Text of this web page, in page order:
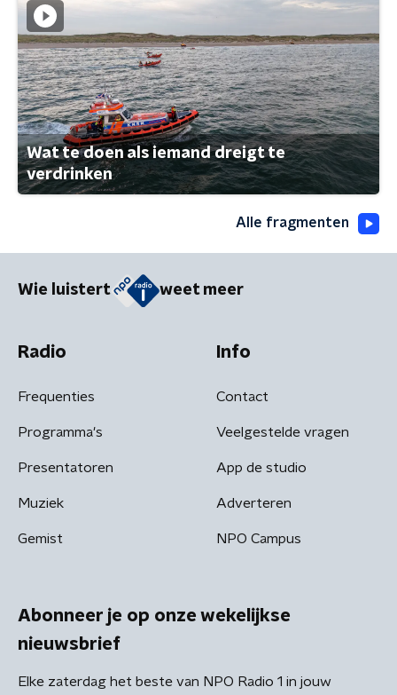
Wat te doen als iemand dreigt te
verdrinken
Alle fragmenten
Wie luistert weet meer
Radio
Frequenties
Programma's
Presentatoren
Muziek
Gemist
Info
Contact
Veelgestelde vragen
App de studio
Adverteren
NPO Campus
Abonneer je op onze wekelijkse
nieuwsbrief
Elke zaterdag het beste van NPO Radio 1 in jouw